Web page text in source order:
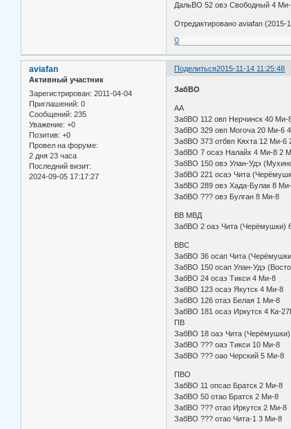
ДальВО 52 овэ Свободный 4
Отредактировано aviafan (2015-
0
Поделиться2015-11-14 11:25:48
aviafan
Активный участник
Зарегистрирован: 2011-04-04
Приглашений: 0
Сообщений: 235
Уважение: +0
Позитив: +0
Провел на форуме:
2 дня 23 часа
Последний визит:
2024-09-05 17:17:27
ЗабВО
АА
ЗабВО 112 овп Нерчинск 40
ЗабВО 329 овп Могоча
ЗабВО 373 отбвп Кяхта 12
ЗабВО 7 осаэ Налайх 4
ЗабВО 150 овэ Улан-Удэ
ЗабВО 221 осаэ Чита
ЗабВО 289 овэ Хада-Булак
ЗабВО ??? овэ Булган
ВВ МВД
ЗабВО 2 оаэ Чита
ВВС
ЗабВО 36 осап Чита
ЗабВО 150 осап Улан-Удэ
ЗабВО 24 осаэ Тикси
ЗабВО 123 осаэ
ЗабВО 126 отаэ Белая
ЗабВО 181 осаэ
ПВ
ЗабВО 18 оаэ Чита
ЗабВО ??? оаэ Тикси
ЗабВО ??? оао
ПВО
ЗабВО 11 опсао
ЗабВО 50 отао Братск
ЗабВО ??? отао
ЗабВО ??? отао Чита-